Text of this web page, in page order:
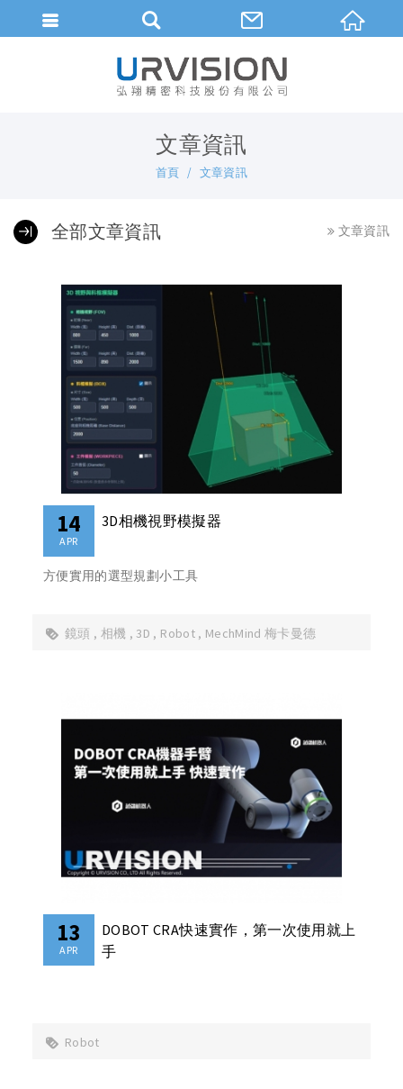
文章資訊
首頁 文章資訊
文章資訊
全部文章資訊
14
APR
3D相機視野模擬器
方便實用的選型規劃小工具
鏡頭 相機 3D Robot MechMind 梅卡曼德
13
APR
DOBOT CRA快速實作，第一次使用就上
手
Robot
繁體中文